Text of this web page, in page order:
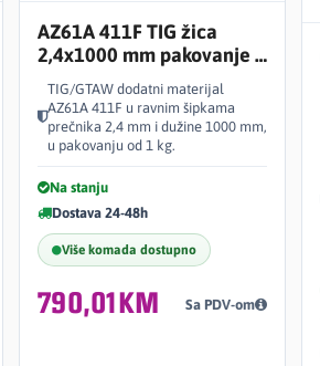
AZ61A 411F TIG žica
2,4x1000 mm pakovanje 1
kg AZ61A411F
TIG/GTAW dodatni materijal
AZ61A 411F u ravnim šipkama
prečnika 2,4 mm i dužine 1000 mm,
u pakovanju od 1 kg.
Na stanju
Dostava 24-48h
Više komada dostupno
790,01KM Sa PDV-om